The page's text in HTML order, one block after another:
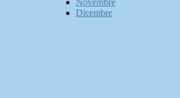
Novembre
Dicembre